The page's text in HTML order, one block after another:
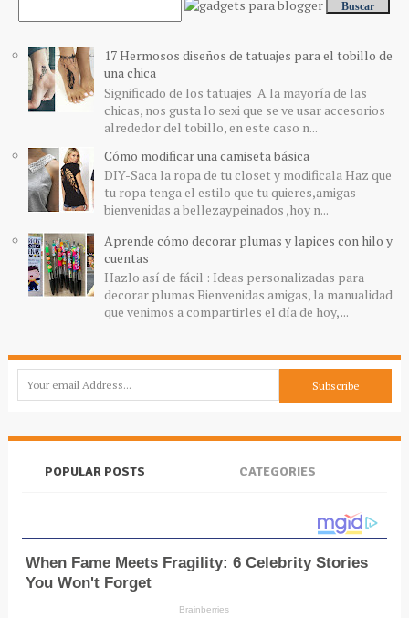
17 Hermosos diseños de tatuajes para el tobillo de
una chica
Significado de los tatuajes A la mayoría de las
chicas, nos gusta lo sexi que se ve usar accesorios
alrededor del tobillo, en este caso n...
Cómo modificar una camiseta básica
DIY-Saca la ropa de tu closet y modificala Haz que
tu ropa tenga el estilo que tu quieres,amigas
bienvenidas a bellezaypeinados ,hoy n...
Aprende cómo decorar plumas y lapices con hilo y
cuentas
Hazlo así de fácil : Ideas personalizadas para
decorar plumas Bienvenidas amigas, la manualidad
que venimos a compartirles el día de hoy, ...
POPULAR POSTS CATEGORIES